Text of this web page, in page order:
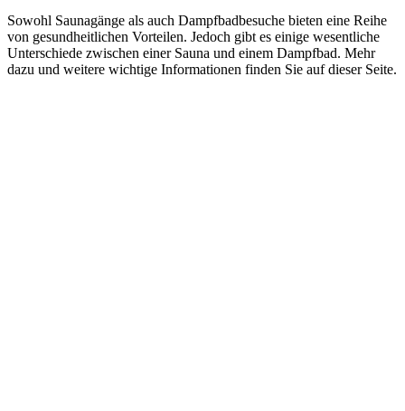
Sowohl Saunagänge als auch Dampfbadbesuche bieten eine Reihe
von gesundheitlichen Vorteilen. Jedoch gibt es einige wesentliche
Unterschiede zwischen einer Sauna und einem Dampfbad. Mehr
dazu und weitere wichtige Informationen finden Sie auf dieser Seite.